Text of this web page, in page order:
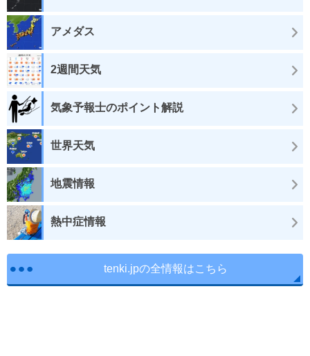
アメダス
2週間天気
気象予報士のポイント解説
世界天気
地震情報
熱中症情報
tenki.jpの全情報はこちら